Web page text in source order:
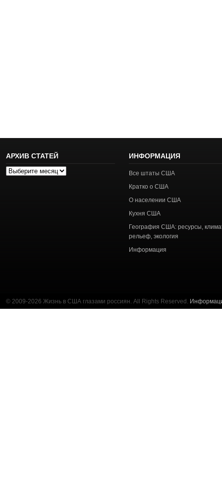
АРХИВ СТАТЕЙ
Архив
ИНФОРМАЦИЯ
Все штаты США
Кратко о США
О населении США
Кухня США
География США: ресурсы,
рельеф, экология
Информация
© 2009-2026 Жизнь в США глазами россиян. All Rights Reserved.